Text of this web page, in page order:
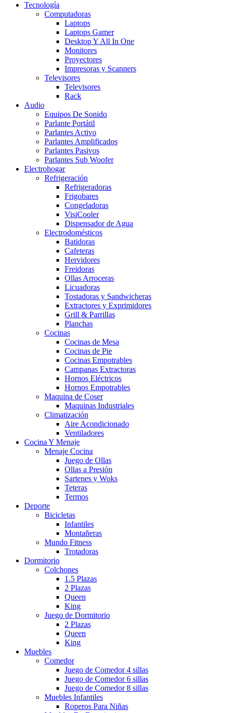
Tecnología
Computadoras
Laptops
Laptops Gamer
Desktop Y All In One
Monitores
Proyectores
Impresoras y Scanners
Televisores
Televisores
Rack
Audio
Equipos De Sonido
Parlante Portátil
Parlantes Activo
Parlantes Amplificados
Parlantes Pasivos
Parlantes Sub Woofer
Electrohogar
Refrigeración
Refrigeradoras
Frigobares
Congeladoras
VisiCooler
Dispensador de Agua
Electrodomésticos
Batidoras
Cafeteras
Hervidores
Freidoras
Ollas Arroceras
Licuadoras
Tostadoras y Sandwicheras
Extractores y Exprimidores
Grill & Parrillas
Planchas
Cocinas
Cocinas de Mesa
Cocinas de Pie
Cocinas Empotrables
Campanas Extractoras
Hornos Eléctricos
Hornos Empotrables
Maquina de Coser
Maquinas Industriales
Climatización
Aire Acondicionado
Ventiladores
Cocina Y Menaje
Menaje Cocina
Juego de Ollas
Ollas a Presión
Sartenes y Woks
Teteras
Termos
Deporte
Bicicletas
Infantiles
Montañeras
Mundo Fitness
Trotadoras
Dormitorio
Colchones
1.5 Plazas
2 Plazas
Queen
King
Juego de Dormitorio
2 Plazas
Queen
King
Muebles
Comedor
Juego de Comedor 4 sillas
Juego de Comedor 6 sillas
Juego de Comedor 8 sillas
Muebles Infantiles
Roperos Para Niñas